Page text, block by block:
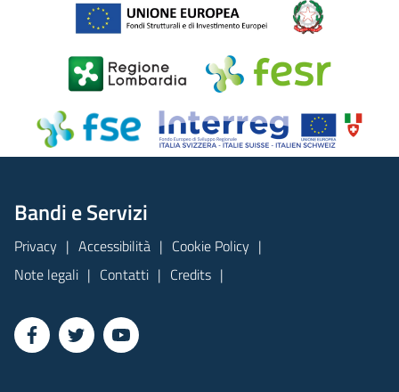
Bandi e Servizi
Privacy Accessibilità
Cookie Policy
Note legali
Contatti Credits